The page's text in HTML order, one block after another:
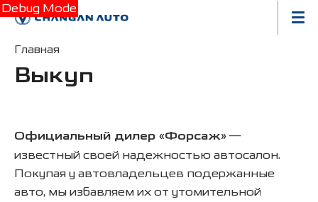
Debug Mode
Главная
Выкуп
Официальный дилер «Форсаж» —
известный своей надежностью автосалон.
Покупая у автовладельцев подержанные
авто, мы избавляем их от утомительной